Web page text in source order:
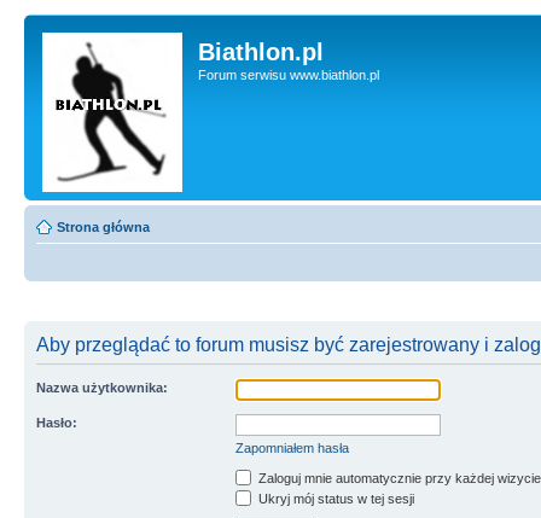
Biathlon.pl
Forum serwisu www.biathlon.pl
Strona główna
Aby przeglądać to forum musisz być zarejestrowany i
Nazwa użytkownika:
Hasło:
Zapomniałem hasła
Zaloguj mnie automatycznie przy każdej wizycie
Ukryj mój status w tej sesji